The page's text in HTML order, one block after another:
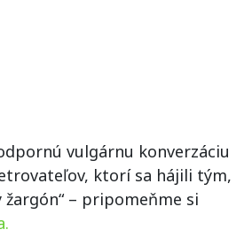
vulgárnu konverzáciu
ktorí sa hájili tým,
žargón“ – pripomeňme si